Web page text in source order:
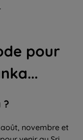
pour
?
novembre et